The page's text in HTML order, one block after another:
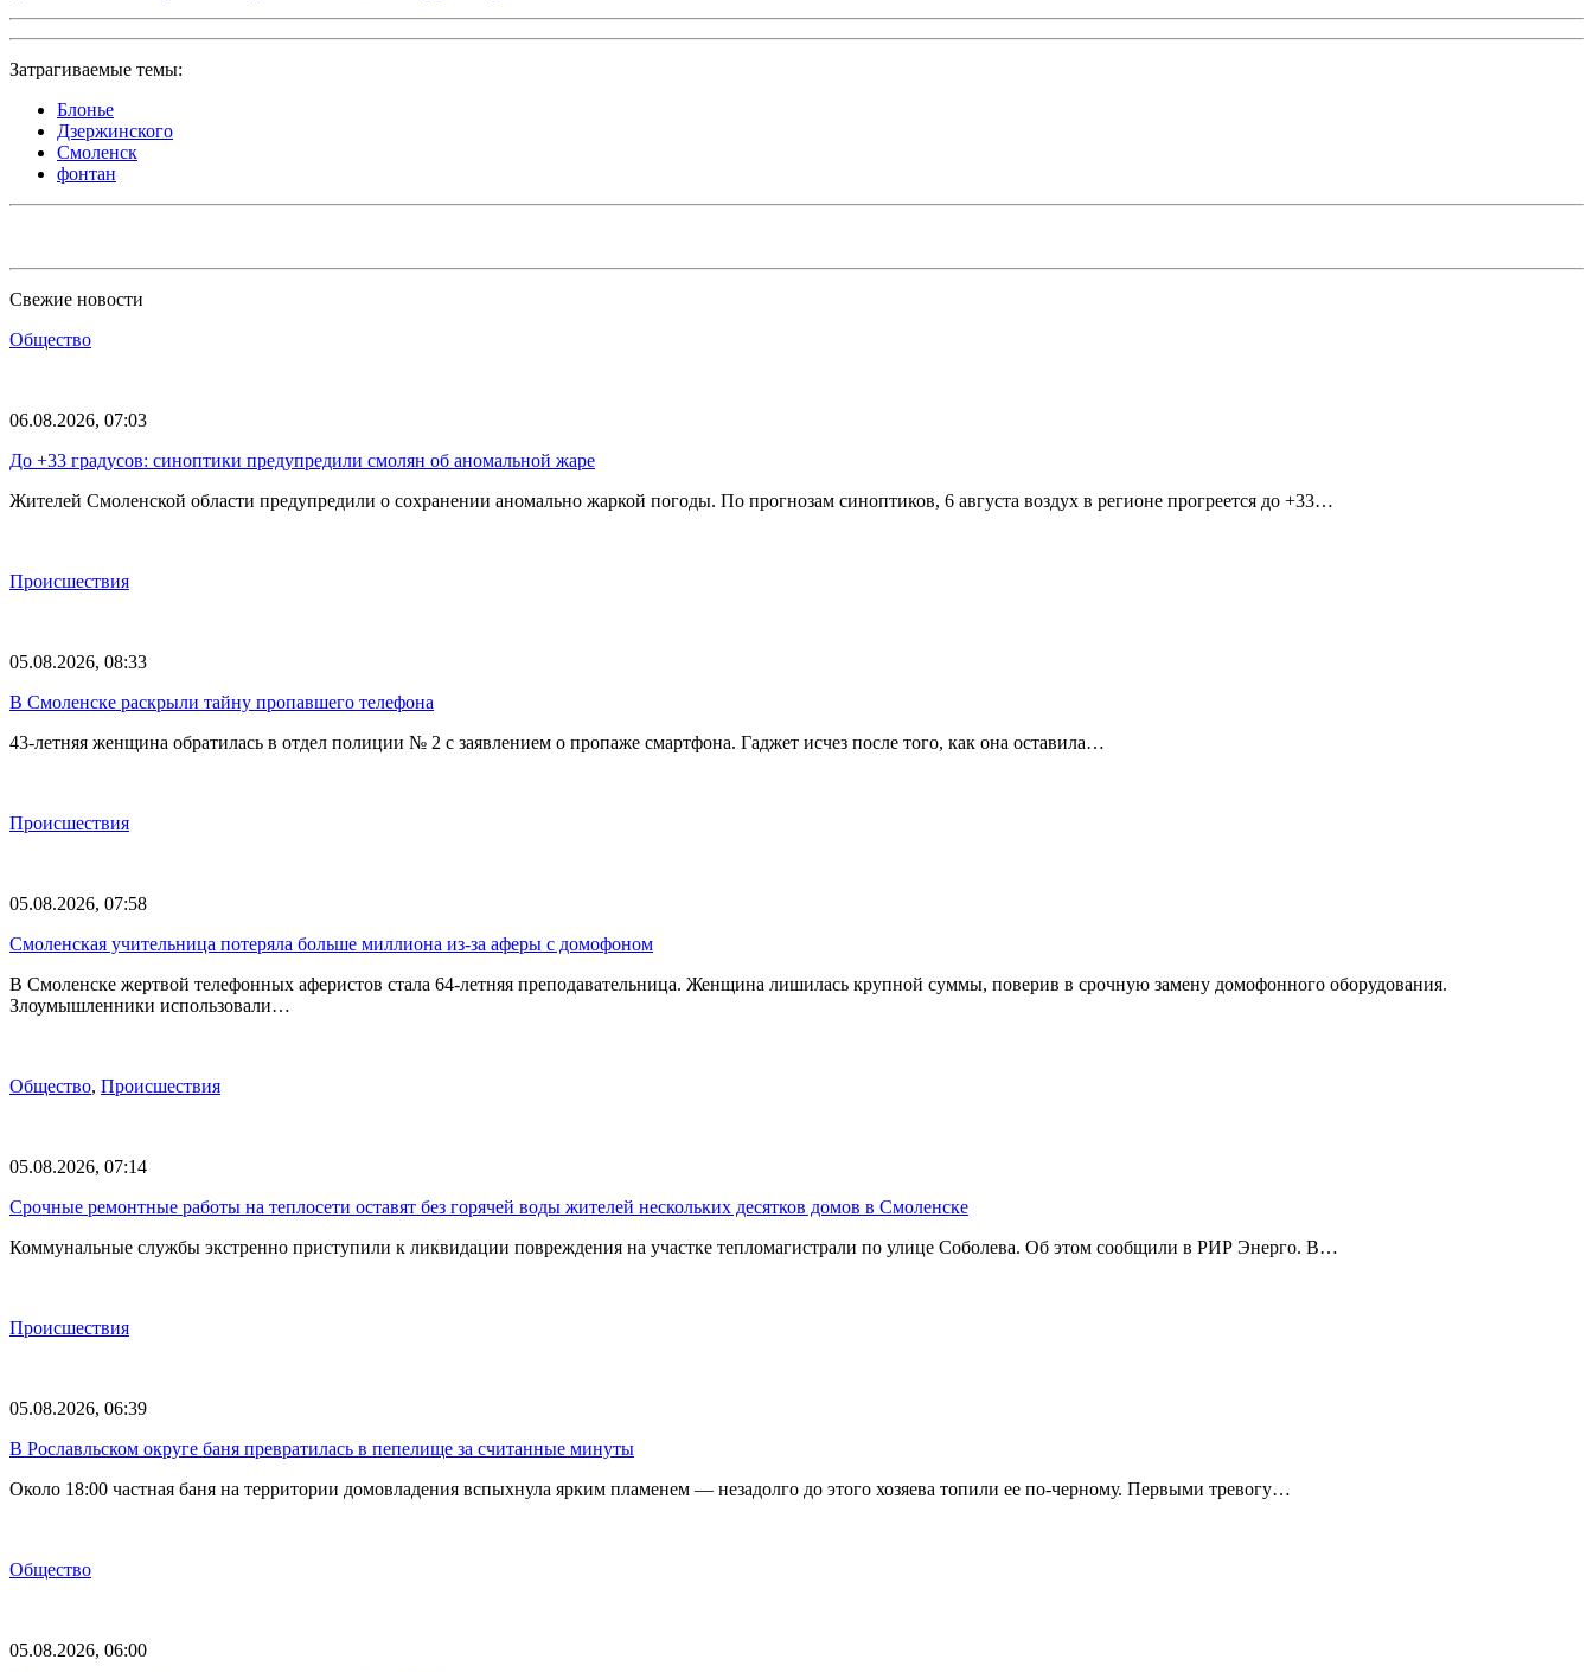
Затрагиваемые темы:
Блонье
Дзержинского
Смоленск
фонтан
Свежие новости
Общество
06.08.2026, 07:03
До +33 градусов: синоптики предупредили смолян об аномальной жаре
Жителей Смоленской области предупредили о сохранении аномально жаркой погоды. По прогнозам синоптиков, 6 августа воздух в регионе прогреется до +33…
Происшествия
05.08.2026, 08:33
В Смоленске раскрыли тайну пропавшего телефона
43-летняя женщина обратилась в отдел полиции № 2 с заявлением о пропаже смартфона. Гаджет исчез после того, как она оставила…
Происшествия
05.08.2026, 07:58
Смоленская учительница потеряла больше миллиона из-за аферы с домофоном
В Смоленске жертвой телефонных аферистов стала 64-летняя преподавательница. Женщина лишилась крупной суммы, поверив в срочную замену домофонного оборудования.
Злоумышленники использовали…
Общество, Происшествия
05.08.2026, 07:14
Срочные ремонтные работы на теплосети оставят без горячей воды жителей нескольких десятков домов в Смоленске
Коммунальные службы экстренно приступили к ликвидации повреждения на участке тепломагистрали по улице Соболева. Об этом сообщили в РИР Энерго. В…
Происшествия
05.08.2026, 06:39
В Рославльском округе баня превратилась в пепелище за считанные минуты
Около 18:00 частная баня на территории домовладения вспыхнула ярким пламенем — незадолго до этого хозяева топили ее по-черному. Первыми тревогу…
Общество
05.08.2026, 06:00